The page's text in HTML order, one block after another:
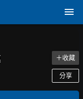
＋收藏
分享